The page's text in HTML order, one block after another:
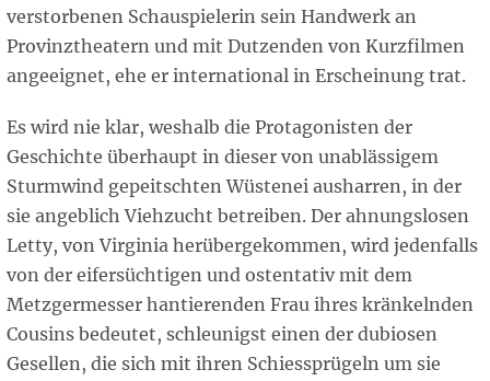
verstorbenen Schauspielerin sein Handwerk an
Provinztheatern und mit Dutzenden von Kurzfilmen
angeeignet, ehe er international in Erscheinung trat.
Es wird nie klar, weshalb die Protagonisten der
Geschichte überhaupt in dieser von unablässigem
Sturmwind gepeitschten Wüstenei ausharren, in der
sie angeblich Viehzucht betreiben. Der ahnungslosen
Letty, von Virginia herübergekommen, wird jedenfalls
von der eifersüchtigen und ostentativ mit dem
Metzgermesser hantierenden Frau ihres kränkelnden
Cousins bedeutet, schleunigst einen der dubiosen
Gesellen, die sich mit ihren Schiessprügeln um sie